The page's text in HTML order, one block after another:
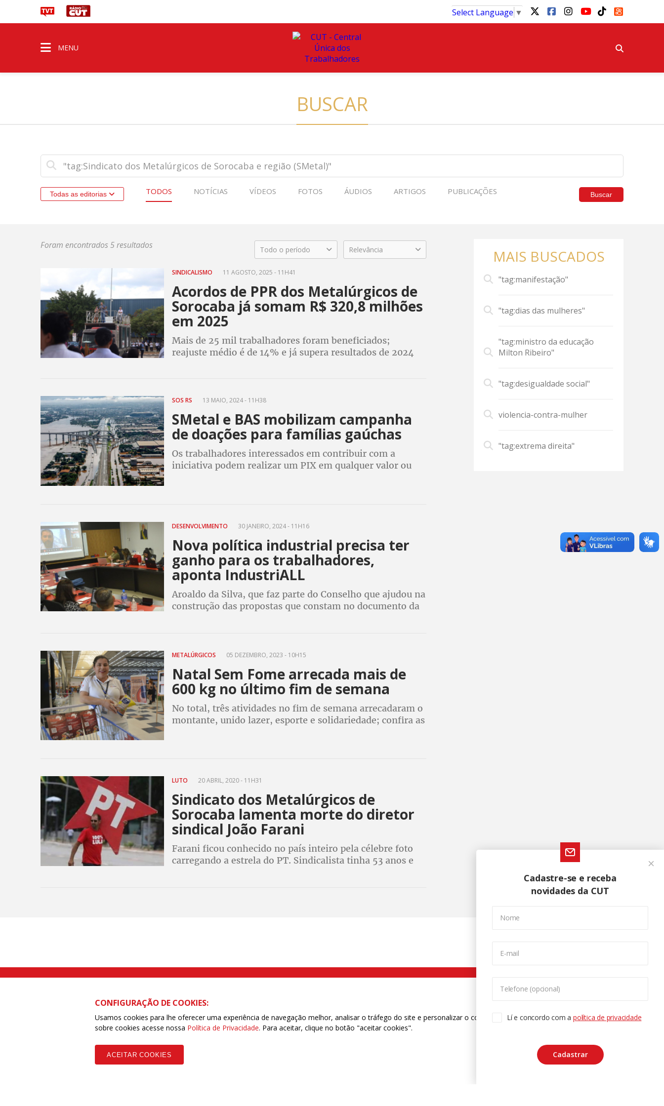
Select Language ▼
MENU
BUSCAR
Todas as editorias TODOS NOTÍCIAS VÍDEOS FOTOS ÁUDIOS ARTIGOS PUBLICAÇÕES Buscar
Foram encontrados 5 resultados Todo o período Relevância
SINDICALISMO 11 AGOSTO, 2025 - 11H41
Acordos de PPR dos Metalúrgicos de
Sorocaba já somam R$ 320,8 milhões
em 2025
Mais de 25 mil trabalhadores foram beneficiados;
reajuste médio é de 14% e já supera resultados de 2024
SOS RS 13 MAIO, 2024 - 11H38
SMetal e BAS mobilizam campanha
de doações para famílias gaúchas
Os trabalhadores interessados em contribuir com a
iniciativa podem realizar um PIX em qualquer valor ou
DESENVOLVIMENTO 30 JANEIRO, 2024 - 11H16
Nova política industrial precisa ter
ganho para os trabalhadores,
aponta IndustriALL
Aroaldo da Silva, que faz parte do Conselho que ajudou na
construção das propostas que constam no documento da
METALÚRGICOS 05 DEZEMBRO, 2023 - 10H15
Natal Sem Fome arrecada mais de
600 kg no último fim de semana
No total, três atividades no fim de semana arrecadaram o
montante, unido lazer, esporte e solidariedade; confira as
LUTO 20 ABRIL, 2020 - 11H31
Sindicato dos Metalúrgicos de
Sorocaba lamenta morte do diretor
sindical João Farani
Farani ficou conhecido no país inteiro pela célebre foto
carregando a estrela do PT. Sindicalista tinha 53 anos e
MAIS BUSCADOS
"tag:manifestação"
"tag:dias das mulheres"
"tag:ministro da educação
Milton Ribeiro"
"tag:desigualdade social"
violencia-contra-mulher
"tag:extrema direita"
Cadastre-se e receba
novidades da CUT
Nome
E-mail
Telefone (opcional)
Lí e concordo com apolítica de privacidade
Cadastrar
Rua Caetano Pinto nº 575 CEP 03041-000 Brás, São Paulo/SP | Telefone (11) 2108 9200 - Fax (11) 2108 9310
Copyleft CUT Central Única dos Trabalhadores 3.960 - Entidades Filiadas | 7.933.029 - Trabalhadores(as) Associados | 25.831.443 - Trabalhadores(as) na Base
CONFIGURAÇÃO DE COOKIES:
Usamos cookies para lhe oferecer uma experiência de navegação melhor, analisar o tráfego do site e personalizar o conteúdo. Para saber mais
sobre cookies acesse nossa Política de Privacidade. Para aceitar, clique no botão "aceitar cookies".
ACEITAR COOKIES